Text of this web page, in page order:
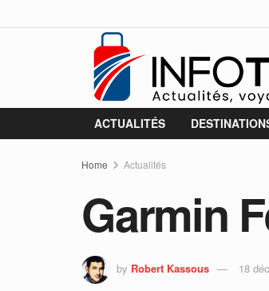
ACTUALITÉS
Home Actualités
Garmin
by Robert Kassous 18